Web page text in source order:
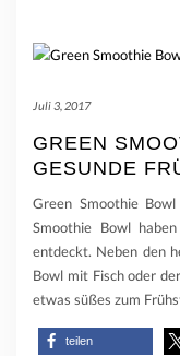
Juli 3, 2017
GREEN
GESUNDE
Green Smoothie
Smoothie Bowl
entdeckt. Neben den
Bowl mit Fisch oder
etwas süßes zum
teilen